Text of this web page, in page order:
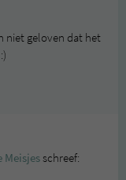
niet geloven dat het
Meisjesschreef: